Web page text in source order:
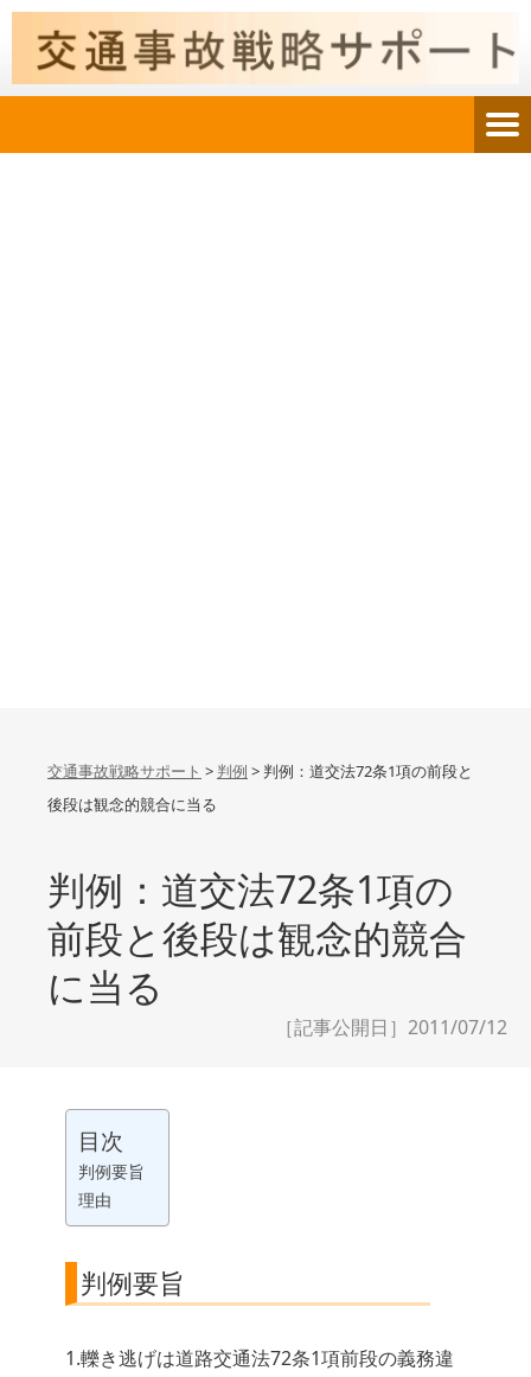
交通事故戦略サポート > 判例 > 判例：道交法72条1項の前段と
後段は観念的競合に当る
判例：道交法72条1項の
前段と後段は観念的競合
に当る
［記事公開日］2011/07/12
目次
判例要旨
理由
判例要旨
1.轢き逃げは道路交通法72条1項前段の義務違